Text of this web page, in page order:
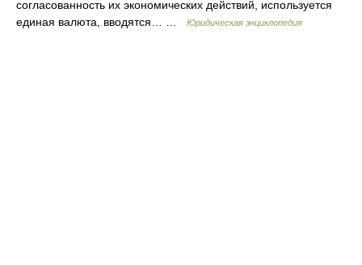
согласованность их экономических действий, используется
единая валюта, вводятся… …
Юридическая энциклопедия